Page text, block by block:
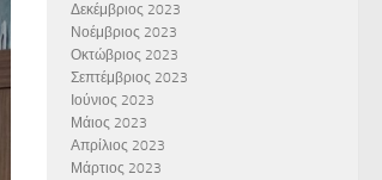
Δεκέμβριος 2023
Νοέμβριος 2023
Οκτώβριος 2023
Σεπτέμβριος 2023
Ιούνιος 2023
Μάιος 2023
Απρίλιος 2023
Μάρτιος 2023